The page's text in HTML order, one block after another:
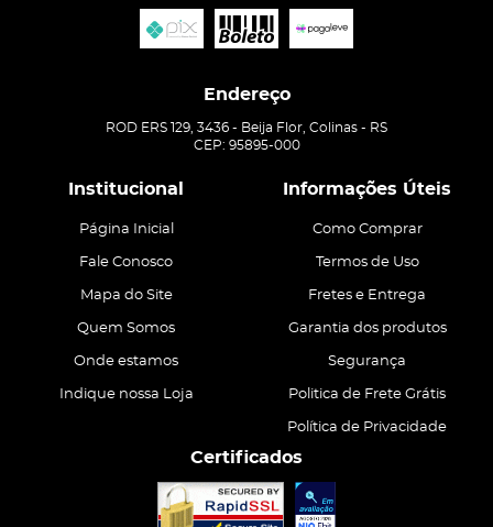
Endereço
ROD ERS 129, 3436 - Beija Flor, Colinas - RS
CEP: 95895-000
Institucional
Página Inicial
Fale Conosco
Mapa do Site
Quem Somos
Onde estamos
Indique nossa Loja
Informações Úteis
Como Comprar
Termos de Uso
Fretes e Entrega
Garantia dos produtos
Segurança
Politica de Frete Grátis
Política de Privacidade
Certificados